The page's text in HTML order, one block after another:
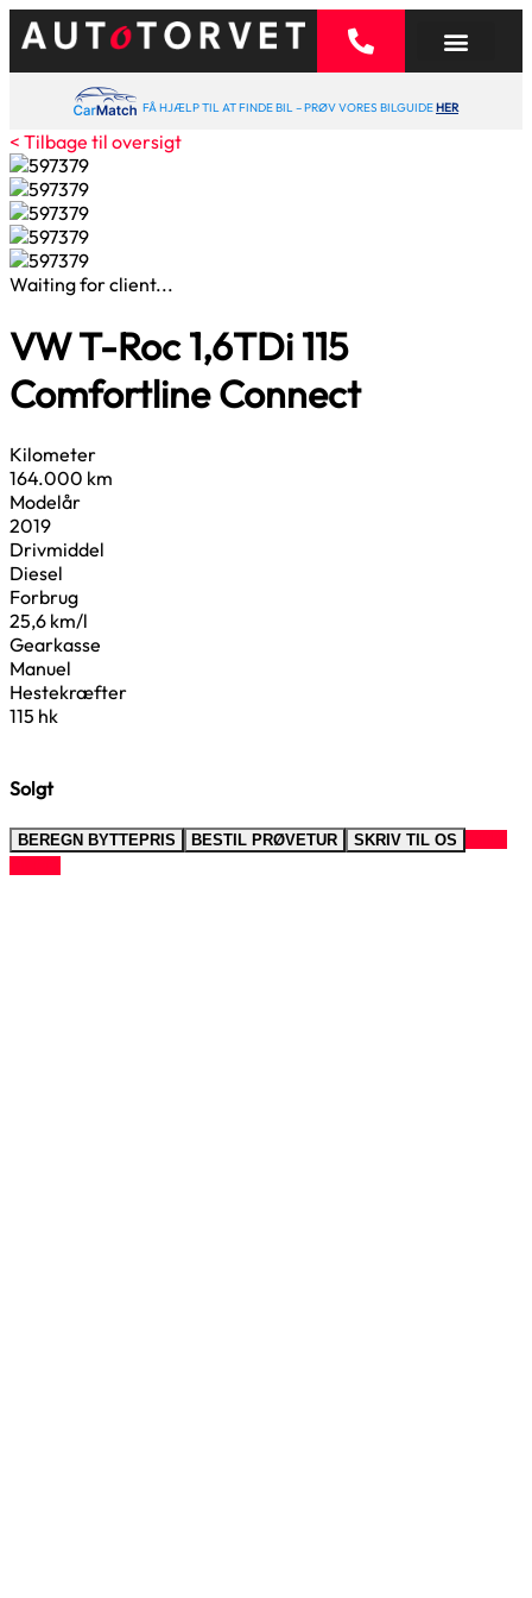
FÅ HJÆLP TIL AT FINDE BIL – PRØV VORES BILGUIDEHER
< Tilbage til oversigt
Waiting for client...
VW T-Roc1,6TDi 115
Comfortline Connect
Kilometer
164.000 km
Modelår
2019
Drivmiddel
Diesel
Forbrug
25,6 km/l
Gearkasse
Manuel
Hestekræfter
115 hk
Solgt
BEREGN BYTTEPRIS BESTIL PRØVETUR SKRIV TIL OS